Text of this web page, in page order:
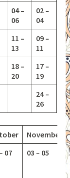
04 –
06
02 –
04
11 –
13
09 –
11
18 –
20
17 –
19
24 –
26
November
07 03 – 05